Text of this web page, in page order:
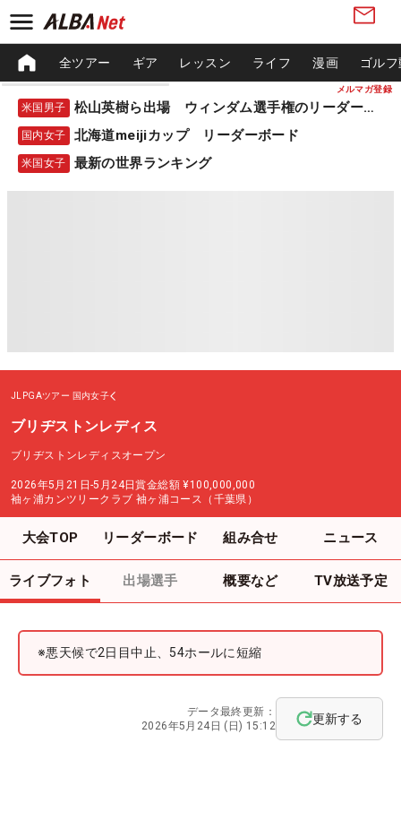
メルマガ登録
全ツアー ギア レッスン ライフ 漫画 ゴル
米国男子 松山英樹ら出場 ウィンダム選手権のリーダーボード
国内女子 北海道meijiカップ リーダーボード
米国女子 最新の世界ランキング
JLPGAツアー 国内女子
ブリヂストンレディス
ブリヂストンレディスオープン
2026年5月21日-5月24日賞金総額 ¥100,000,000
袖ヶ浦カンツリークラブ 袖ヶ浦コース（千葉県）
大会TOP リーダーボード 組み合せ ニュース
ライブフォト 出場選手 概要など TV放送予定
※悪天候で2日目中止、54ホールに短縮
データ最終更新：
2026年5月24日 (日) 15:12
更新する